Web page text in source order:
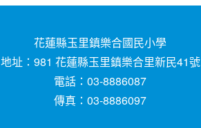
花蓮縣玉里鎮樂合國民小學
地址：981 花蓮縣玉里鎮樂合里新民41號
電話：03-8886087
傳真：03-8886097